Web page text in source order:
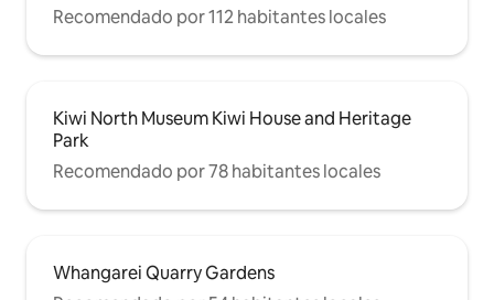
Recomendado por 112 habitantes locales
Kiwi North Museum Kiwi House and Heritage
Park
Recomendado por 78 habitantes locales
Whangarei Quarry Gardens